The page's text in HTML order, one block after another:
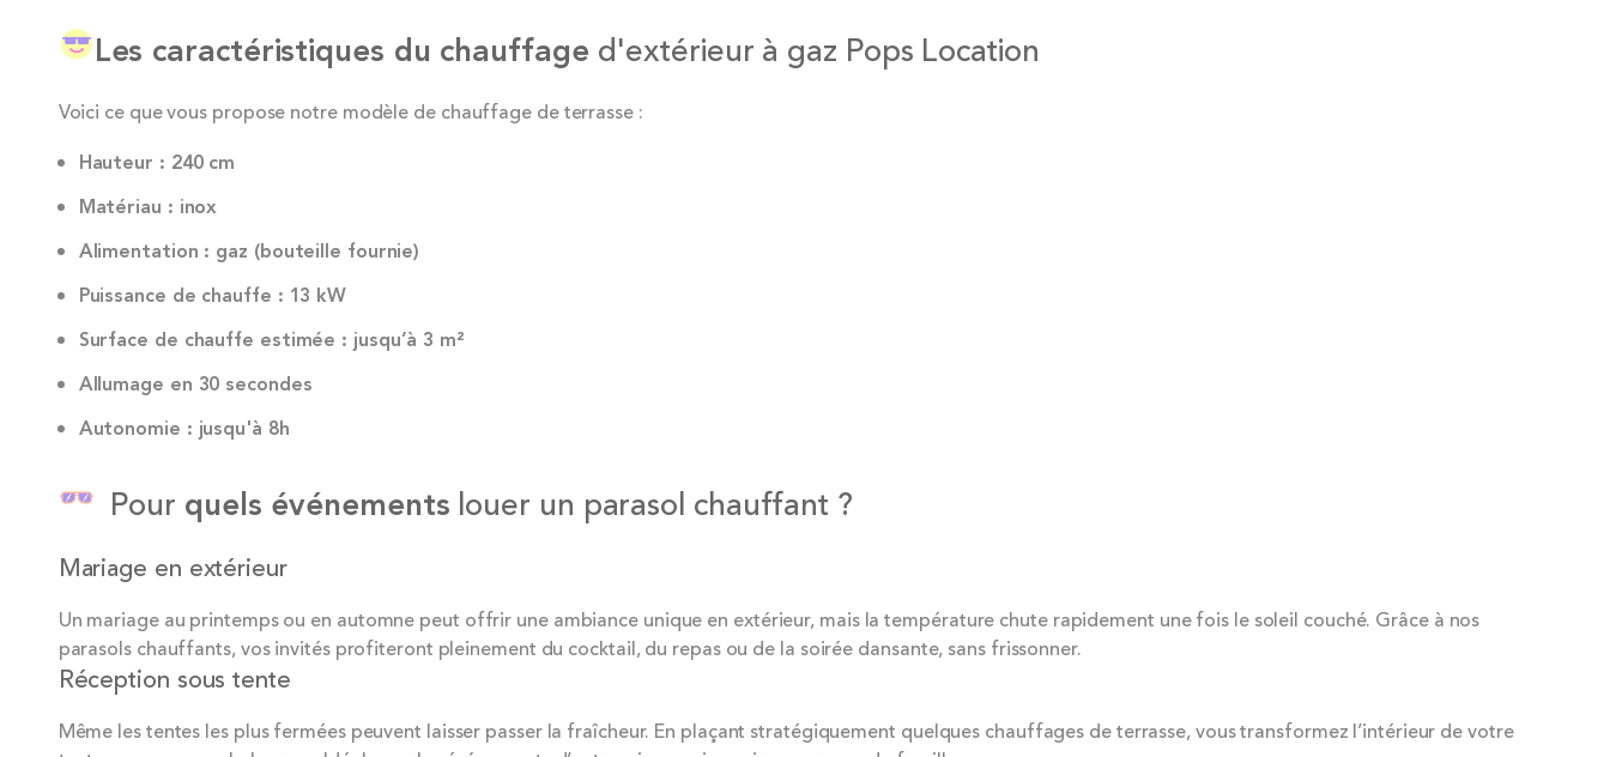
Les caractéristiques du chauffage d'extérieur à gaz Pops Location
Voici ce que vous propose notre modèle de chauffage de terrasse :
Hauteur : 240 cm
Matériau : inox
Alimentation : gaz (bouteille fournie)
Puissance de chauffe : 13 kW
Surface de chauffe estimée : jusqu’à 3 m²
Allumage en 30 secondes
Autonomie : jusqu'à 8h
Pour quels événements louer un parasol chauffant ?
Mariage en extérieur
Un mariage au printemps ou en automne peut offrir une ambiance unique en extérieur, mais la température chute rapidement une fois le soleil couché. Grâce à nos
parasols chauffants, vos invités profiteront pleinement du cocktail, du repas ou de la soirée dansante, sans frissonner.
Réception sous tente
Même les tentes les plus fermées peuvent laisser passer la fraîcheur. En plaçant stratégiquement quelques chauffages de terrasse, vous transformez l’intérieur de votre